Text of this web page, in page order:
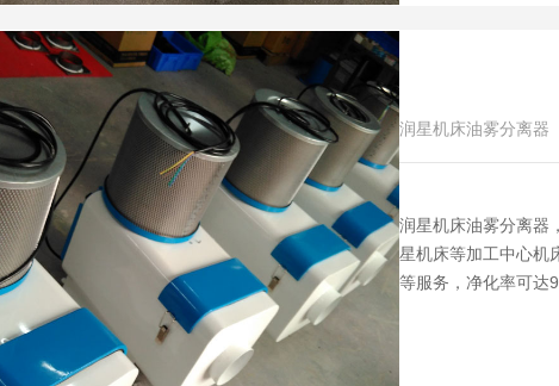
润星机床油雾分离器
润星机床油雾分离器
星机床等加工中心机
等服务，净化率可达